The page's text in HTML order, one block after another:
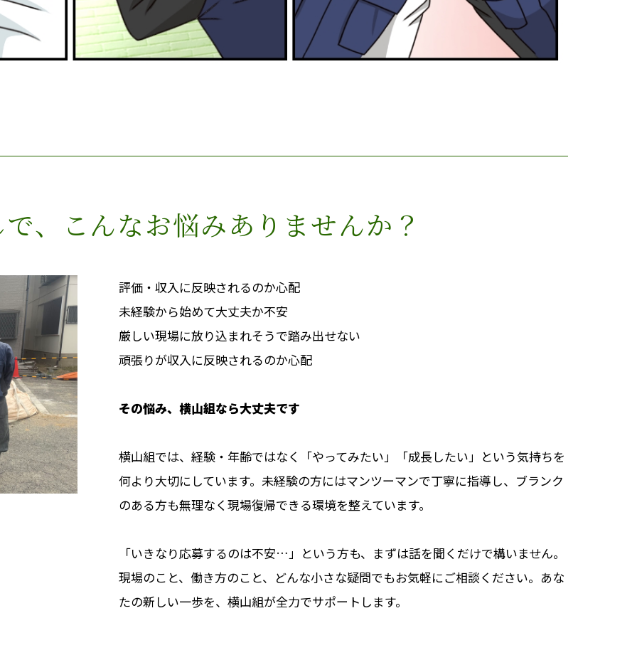
、こんなお悩みありませんか？
評価・収入に反映されるのか心配
未経験から始めて大丈夫か不安
厳しい現場に放り込まれそうで踏み出せない
頑張りが収入に反映されるのか心配
その悩み、横山組なら大丈夫です
横山組では、経験・年齢ではなく「やってみたい」「成長したい」という気持ちを
何より大切にしています。未経験の方にはマンツーマンで丁寧に指導し、ブランク
のある方も無理なく現場復帰できる環境を整えています。
「いきなり応募するのは不安…」という方も、まずは話を聞くだけで構いません。
現場のこと、働き方のこと、どんな小さな疑問でもお気軽にご相談ください。あな
たの新しい一歩を、横山組が全力でサポートします。